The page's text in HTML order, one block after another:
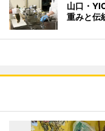
山口・
重みと伝